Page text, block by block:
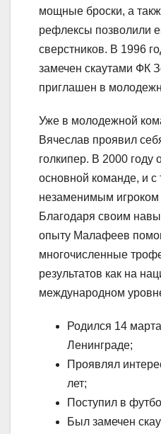
мощные броски, а
рефлексы позволили
сверстников. В 1996
замечен скаутами ФК
приглашен в
Уже в молодежной
Вячеслав проявил
голкипер. В 2000 году
основной команде, и с
незаменимым игроком
Благодаря своим
опыту Малафеев
многочисленные
результатов как на
международном
Родился 14
Ленинграде;
Проявлял
лет;
Поступил в
Был замечен